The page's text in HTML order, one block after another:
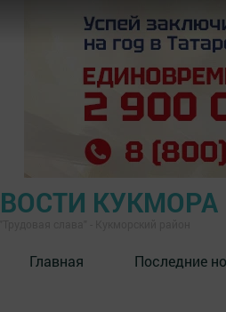
КУКМОРА
Главная Последние